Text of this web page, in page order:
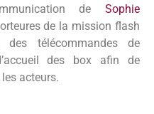
de Sophie
de la mission flash
télécommandes de
des box afin de
acteurs.